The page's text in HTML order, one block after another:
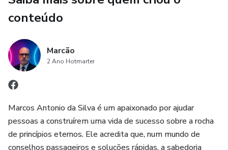
conteúdo
Marcão
2 Ano Hotmarter
Marcos Antonio da Silva é um apaixonado por ajudar
pessoas a construírem uma vida de sucesso sobre a rocha
de princípios eternos. Ele acredita que, num mundo de
conselhos passageiros e soluções rápidas, a sabedoria